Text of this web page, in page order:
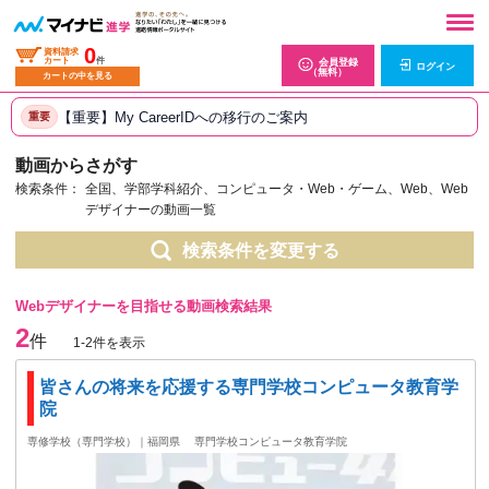
資料請求
カート
0件
カートの中を見る
会員登録
（無料）
ログイン
重要 【重要】My CareerIDへの移行のご案内
動画からさがす
検索条件：
全国、学部学科紹介、コンピュータ・Web・ゲーム、Web、Web
デザイナーの動画一覧
検索条件を変更する
Webデザイナーを目指せる動画検索結果
2件 1-2件を表示
皆さんの将来を応援する専門学校コンピュータ教育学
院
専修学校（専門学校）｜福岡県 専門学校コンピュータ教育学院